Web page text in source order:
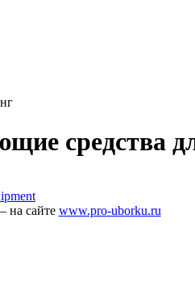
средства
на сайте www.pro-uborku.ru